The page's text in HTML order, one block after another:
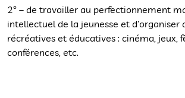
2° – de travailler au perfectionnement
intellectuel de la jeunesse et d’organiser
récréatives et éducatives : cinéma, jeux,
conférences, etc.